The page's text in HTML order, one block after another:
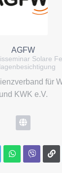
AGFW
Solare
für
und KWK e.V.